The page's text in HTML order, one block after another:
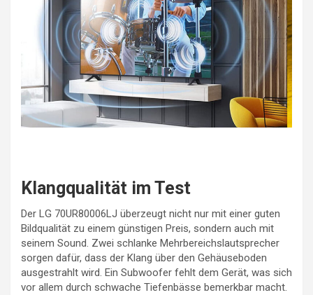
Klangqualität im Test
Der LG 70UR80006LJ überzeugt nicht nur mit einer guten
Bildqualität zu einem günstigen Preis, sondern auch mit
seinem Sound. Zwei schlanke Mehrbereichslautsprecher
sorgen dafür, dass der Klang über den Gehäuseboden
ausgestrahlt wird. Ein Subwoofer fehlt dem Gerät, was sich
vor allem durch schwache Tiefenbässe bemerkbar macht.